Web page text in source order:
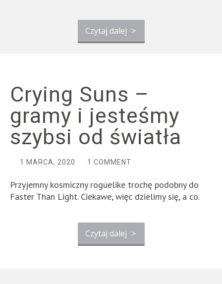
Czytaj dalej >
Crying Suns –
gramy i jesteśmy
szybsi od światła
1 MARCA, 2020 1 COMMENT
Przyjemny kosmiczny roguelike trochę podobny do
Faster Than Light. Ciekawe, więc dzielimy się, a co.
Czytaj dalej >